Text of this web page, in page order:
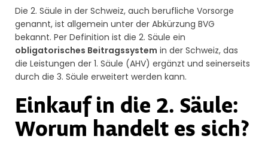
Die 2. Säule in der Schweiz, auch berufliche Vorsorge
genannt, ist allgemein unter der Abkürzung BVG
bekannt. Per Definition ist die 2. Säule ein
obligatorisches Beitragssystem in der Schweiz, das
die Leistungen der 1. Säule (AHV) ergänzt und seinerseits
durch die 3. Säule erweitert werden kann.
Einkauf in die 2. Säule:
Worum handelt es sich?